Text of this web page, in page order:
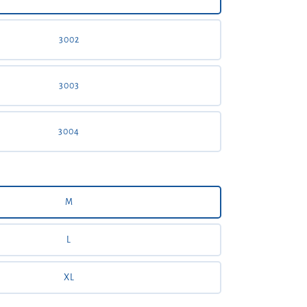
3002
3003
3004
M
L
XL